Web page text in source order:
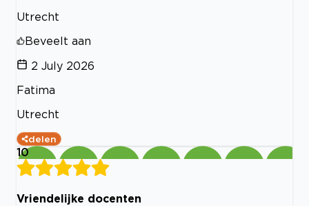
Utrecht
Beveelt aan
2 July 2026
Fatima
Utrecht
delen
10
Vriendelijke docenten